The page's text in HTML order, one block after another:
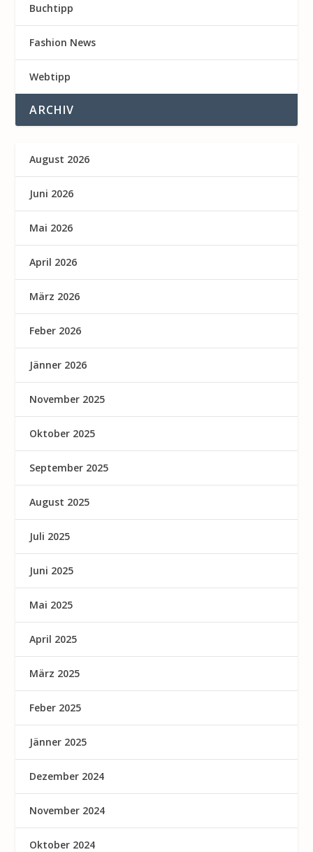
Buchtipp
Fashion News
Webtipp
ARCHIV
August 2026
Juni 2026
Mai 2026
April 2026
März 2026
Feber 2026
Jänner 2026
November 2025
Oktober 2025
September 2025
August 2025
Juli 2025
Juni 2025
Mai 2025
April 2025
März 2025
Feber 2025
Jänner 2025
Dezember 2024
November 2024
Oktober 2024